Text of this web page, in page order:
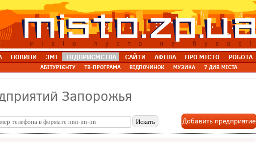
НОВИНИ ЗМІ ПІДПРИЄМСТВА САЙТИ АФІША ПРО МІСТО РОБОТА
АБІТУРІЄНТУ ТВ-ПРОГРАМА ВІДПОЧИНОК МУЗИКА 7 ДИВ МІСТА
Запорожья
Добавить предприятие